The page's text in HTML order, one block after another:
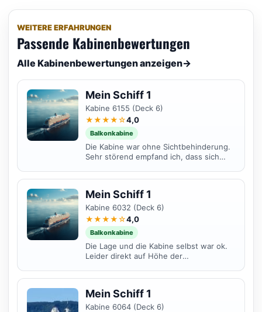
WEITERE ERFAHRUNGEN
Passende Kabinenbewertungen
Alle Kabinenbewertungen anzeigen→
Mein Schiff 1
Kabine 6155 (Deck 6)
★★★★☆4,0
Balkonkabine
Die Kabine war ohne Sichtbehinderung.
Sehr störend empfand ich, dass sich
Mein Schiff 1
Kabine 6032 (Deck 6)
★★★★☆4,0
Balkonkabine
Die Lage und die Kabine selbst war ok.
Leider direkt auf Höhe der
Mein Schiff 1
Kabine 6064 (Deck 6)